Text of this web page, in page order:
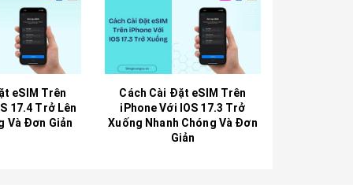
eSIM Trên
17.4 Trở Lên
Và Đơn Giản
Cách Cài Đặt eSIM Trên
iPhone Với IOS 17.3 Trở
Xuống Nhanh Chóng Và Đơn
Giản